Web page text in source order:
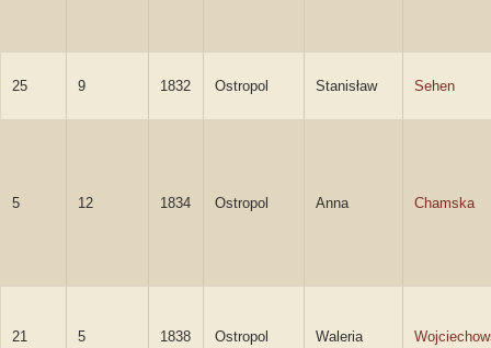
25 9 1832 Ostropol Stanisław Sehen
5 12 1834 Ostropol Anna Chamska
21 5 1838 Ostropol Waleria